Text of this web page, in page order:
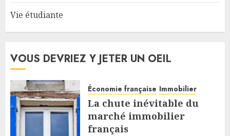
Vie étudiante
VOUS DEVRIEZ Y JETER UN OEIL
Économie française Immobilier
La chute inévitable du
marché immobilier
français